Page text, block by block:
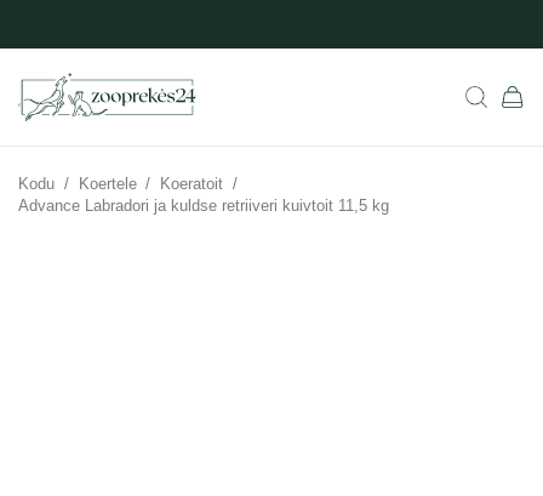
Kodu / Koertele / Koeratoit /
Advance Labradori ja kuldse retriiveri kuivtoit 11,5 kg